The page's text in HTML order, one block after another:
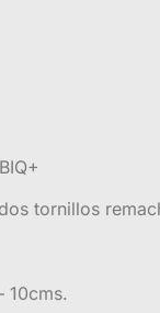
tornillos
10cms.